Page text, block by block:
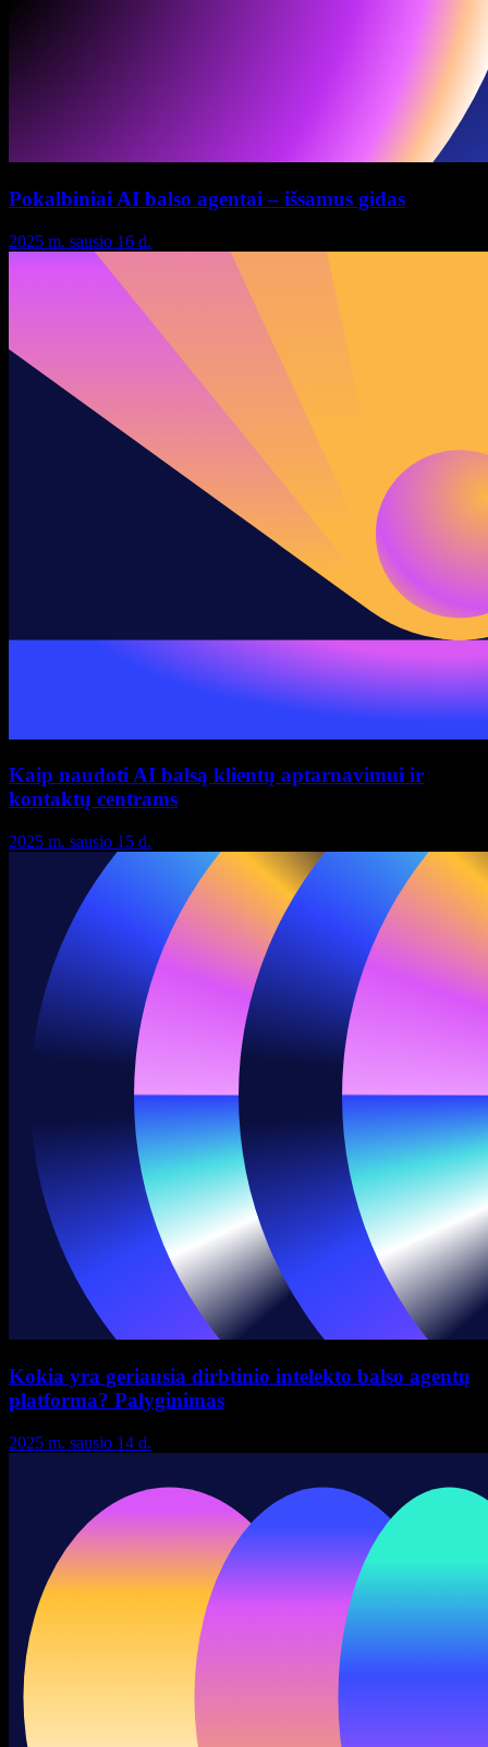
Pokalbiniai AI balso agentai – išsamus gidas
2025 m. sausio 16 d.
Kaip naudoti AI balsą klientų aptarnavimui ir
kontaktų centrams
2025 m. sausio 15 d.
Kokia yra geriausia dirbtinio intelekto balso agentų
platforma? Palyginimas
2025 m. sausio 14 d.